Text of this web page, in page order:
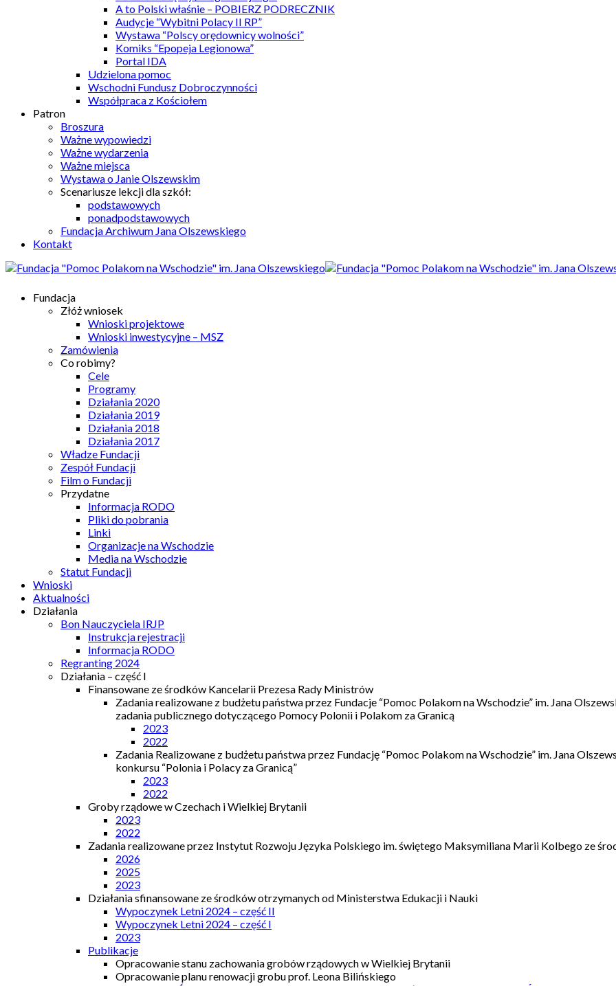
A to Polski właśnie – POBIERZ PODRECZNIK
Audycje “Wybitni Polacy II RP”
Wystawa “Polscy orędownicy wolności”
Komiks “Epopeja Legionowa”
Portal IDA
Udzielona pomoc
Wschodni Fundusz Dobroczynności
Współpraca z Kościołem
Patron
Broszura
Ważne wypowiedzi
Ważne wydarzenia
Ważne miejsca
Wystawa o Janie Olszewskim
Scenariusze lekcji dla szkół:
podstawowych
ponadpodstawowych
Fundacja Archiwum Jana Olszewskiego
Kontakt
Fundacja
Złóż wniosek
Wnioski projektowe
Wnioski inwestycyjne – MSZ
Zamówienia
Co robimy?
Cele
Programy
Działania 2020
Działania 2019
Działania 2018
Działania 2017
Władze Fundacji
Zespół Fundacji
Film o Fundacji
Przydatne
Informacja RODO
Pliki do pobrania
Linki
Organizacje na Wschodzie
Media na Wschodzie
Statut Fundacji
Wnioski
Aktualności
Działania
Bon Nauczyciela IRJP
Instrukcja rejestracji
Informacja RODO
Regranting 2024
Działania – część I
Finansowane ze środków Kancelarii Prezesa Rady Ministrów
Zadania realizowane z budżetu państwa przez Fundacje “Pomoc Polakom na Wschodzie” im. Jana
zadania publicznego dotyczącego Pomocy Polonii i Polakom za Granicą
2023
2022
Zadania Realizowane z budżetu państwa przez Fundację “Pomoc Polakom na Wschodzie” im. Jana
konkursu “Polonia i Polacy za Granicą”
2023
2022
Groby rządowe w Czechach i Wielkiej Brytanii
2023
2022
Zadania realizowane przez Instytut Rozwoju Języka Polskiego im. świętego Maksymiliana Marii Kolbego ze
2026
2025
2023
Działania sfinansowane ze środków otrzymanych od Ministerstwa Edukacji i Nauki
Wypoczynek Letni 2024 – część II
Wypoczynek Letni 2024 – część I
2023
Publikacje
Opracowanie stanu zachowania grobów rządowych w Wielkiej Brytanii
Opracowanie planu renowacji grobu prof. Leona Bilińskiego